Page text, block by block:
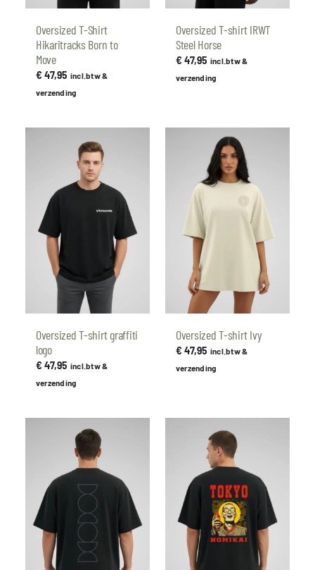
Oversized T-Shirt
Hikaritracks Born to
Move
€47,95 incl.btw &
verzending
Oversized T-shirt IRWT
Steel Horse
€47,95 incl.btw &
verzending
Oversized T-shirt graffiti
logo
€47,95 incl.btw &
verzending
Oversized T-shirt Ivy
€47,95 incl.btw &
verzending